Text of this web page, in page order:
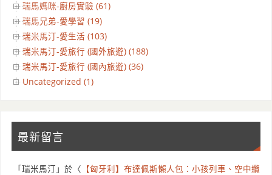
瑞馬媽咪-廚房實驗 (61)
瑞馬兄弟-愛學習 (19)
瑞米馬汀-愛生活 (103)
瑞米馬汀-愛旅行 (國外旅遊) (188)
瑞米馬汀-愛旅行 (國內旅遊) (36)
Uncategorized (1)
最新留言
「瑞米馬汀 」於〈 【匈牙利】布達佩斯懶人包：小孩列車、空中纜